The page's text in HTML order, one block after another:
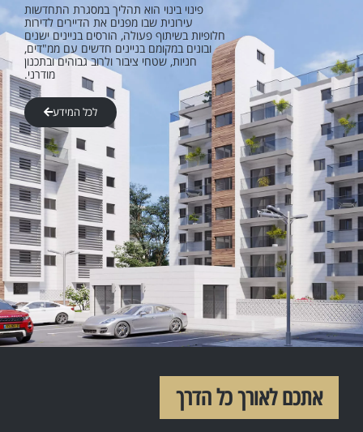
פינוי בינוי הוא תהליך במסגרת התחדשות
עירונית שבו מפנים את הדיירים לדירות
חלופיות בשיתוף פעולה, הורסים בניינים ישנים
ובונים במקומם בניינים חדשים עם ממ"דים,
חניות, שטחי ציבור ולרוב גבוהים ובתכנון
מודרני.
לכל המידע
אתכם לאורך כל הדרך